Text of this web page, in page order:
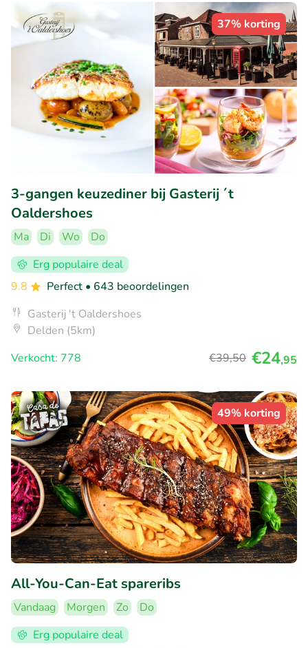
37% korting
3-gangen keuzediner bij Gasterij ´t
Oaldershoes
Ma Di Wo
Do
Erg populaire deal
9.8
Perfect • 643 beoordelingen
Gasterij 't Oaldershoes
Delden (5km)
Verkocht: 778
€39,50 €24,95
49% korting
All-You-Can-Eat spareribs
Vandaag Morgen Zo
Do
Erg populaire deal